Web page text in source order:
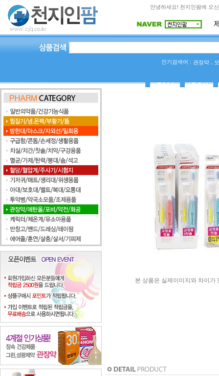
안녕하세요! 천지인팜에 오
인기검색어 : 관장약
상품Q&A 사용후기
본 상품은 실제이미지와 차이가